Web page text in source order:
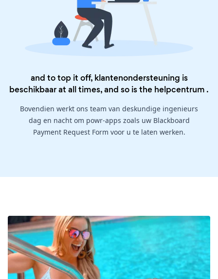
and to top it off, klantenondersteuning is
beschikbaar at all times, and so is the helpcentrum .
Bovendien werkt ons team van deskundige ingenieurs
dag en nacht om powr-apps zoals uw Blackboard
Payment Request Form voor u te laten werken.